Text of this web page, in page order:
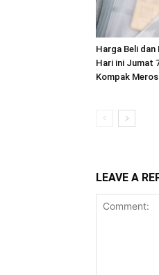
Harga Beli dan
Hari ini Jumat
Kompak
LEAVE A